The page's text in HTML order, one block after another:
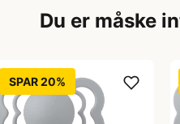
Du er måske
SPAR 20%